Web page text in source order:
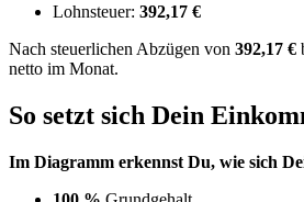
Lohnsteuer: 392,17 €
Nach steuerlichen Abzügen von 392,17 €
netto im Monat.
So setzt sich Dein
Im Diagramm erkennst Du, wie sich